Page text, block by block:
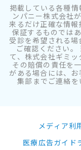
掲載している各種
ンパニー株式会社
来るだけ正確な情
保証するものでは
受診を希望される
ご確認ください
て、株式会社ギミ
その賠償の責任を
がある場合には、お
集部までご連絡を
メディア利
医療広告ガイド